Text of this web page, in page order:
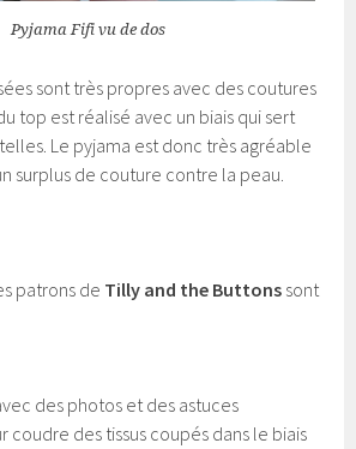
Pyjama Fifi vu de dos
sont très propres avec des coutures
top est réalisé avec un biais qui sert
Le pyjama est donc très agréable
surplus de couture contre la peau.
patrons de Tilly and the Buttons sont
des photos et des astuces
coudre des tissus coupés dans le biais